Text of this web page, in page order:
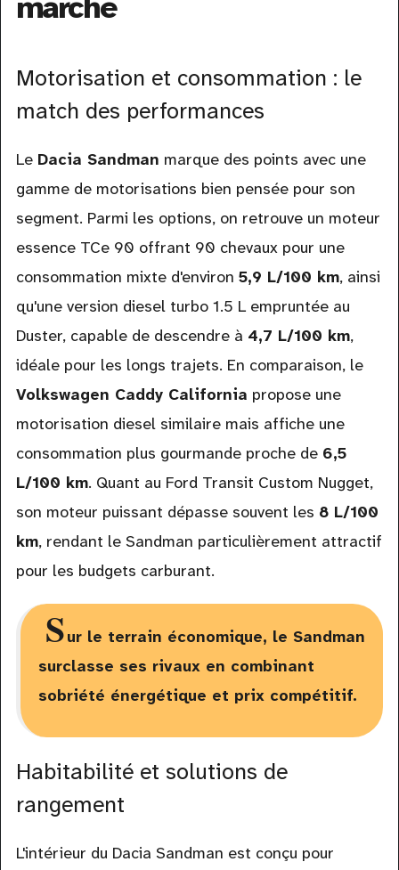
Motorisation et consommation : le
match des performances
Le Dacia Sandman marque des points avec une
gamme de motorisations bien pensée pour son
segment. Parmi les options, on retrouve un moteur
essence TCe 90 offrant 90 chevaux pour une
consommation mixte d'environ 5,9 L/100 km, ainsi
qu'une version diesel turbo 1.5 L empruntée au
Duster, capable de descendre à 4,7 L/100 km,
idéale pour les longs trajets. En comparaison, le
Volkswagen Caddy California propose une
motorisation diesel similaire mais affiche une
consommation plus gourmande proche de 6,5
L/100 km. Quant au Ford Transit Custom Nugget,
son moteur puissant dépasse souvent les 8 L/100
km, rendant le Sandman particulièrement attractif
pour les budgets carburant.
Sur le terrain économique, le Sandman
surclasse ses rivaux en combinant
sobriété énergétique et prix compétitif.
Habitabilité et solutions de
rangement
L'intérieur du Dacia Sandman est conçu pour